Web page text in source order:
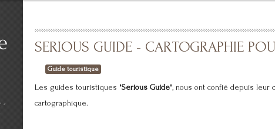
SERIOUS GUIDE - CARTOGRAPHIE
Guide touristique
Les guides touristiques "Serious Guide", nous ont confié depuis leur
cartographique.